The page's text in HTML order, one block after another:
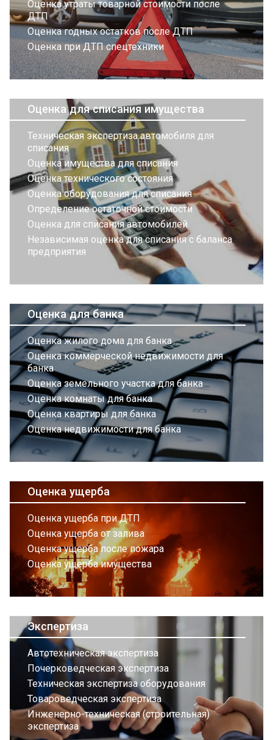
Оценка утраты товарной стоимости после
ДТП
Оценка годных остатков после ДТП
Оценка при ДТП спецтехники
Оценка для списания имущества
Техническая экспертиза автомобиля для
списания
Оценка имущества для списания
Оценка технического состояния
Оценка оборудования для списания
Определение остаточной стоимости
Оценка для списания автомобилей
Независимая оценка для списания с баланса
предприятия
Оценка для банка
Оценка жилого дома для банка
Оценка коммерческой недвижимости для
банка
Оценка земельного участка для банка
Оценка комнаты для банка
Оценка квартиры для банка
Оценка недвижимости для банка
Оценка ущерба
Оценка ущерба при ДТП
Оценка ущерба от залива
Оценка ущерба после пожара
Оценка ущерба имущества
Экспертиза
Автотехническая экспертиза
Почерковедческая экспертиза
Техническая экспертиза оборудования
Товароведческая экспертиза
Инженерно-техническая (строительная)
экспертиза